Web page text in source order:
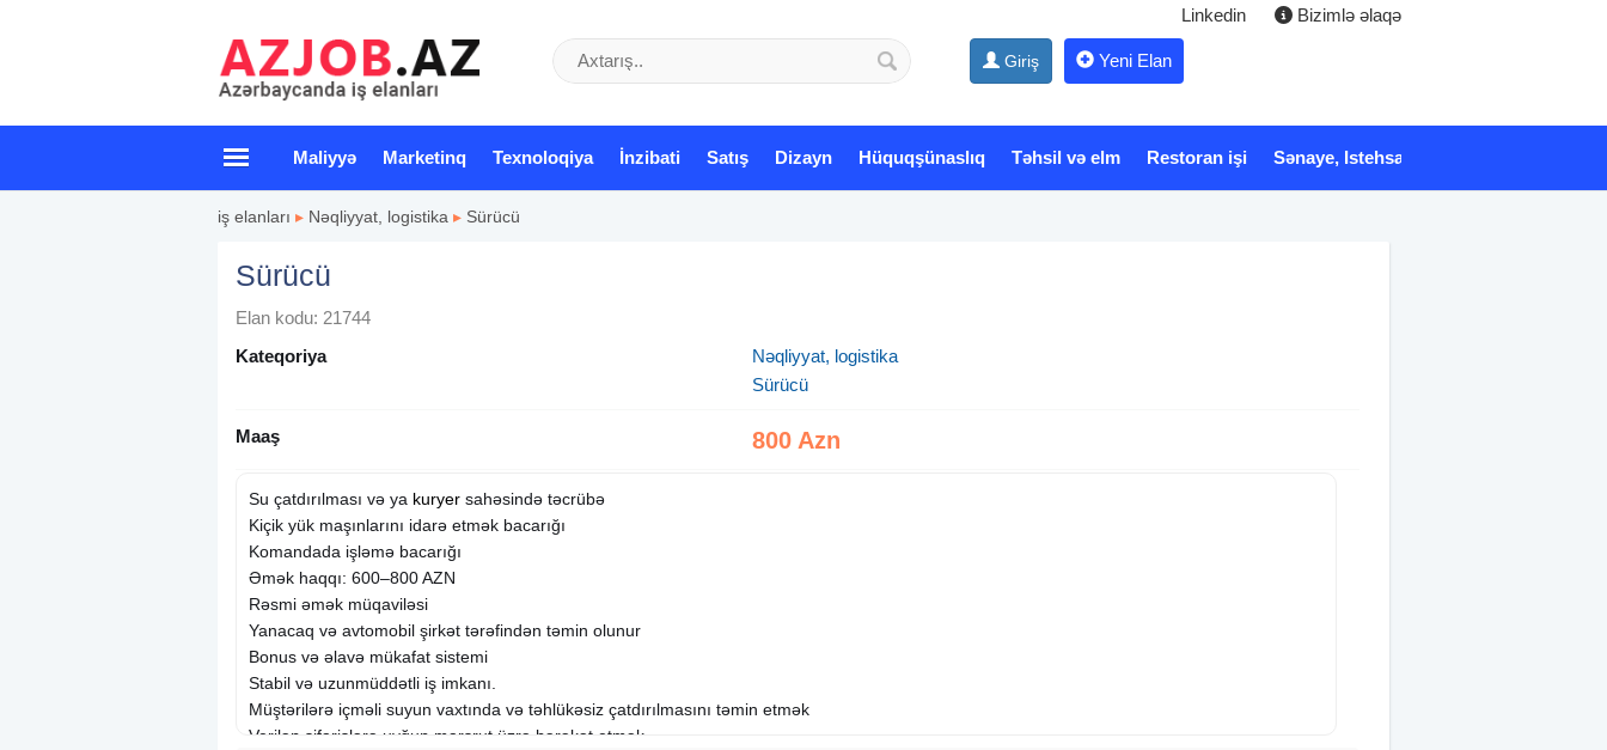
Linkedin Bizimlə əlaqə
Giriş Yeni Elan
Maliyyə Marketinq Texnoloqiya İnzibati Satış Dizayn Hüquqşünaslıq Təhsil və elm Restoran işi Sənaye, Istehsalat
iş elanları ▸ Nəqliyyat, logistika ▸ Sürücü
Sürücü
Elan kodu: 21744
Kateqoriya
Nəqliyyat, logistika
Sürücü
Maaş 800 Azn
Su çatdırılması və ya kuryer sahəsində təcrübə
Kiçik yük maşınlarını idarə etmək bacarığı
Komandada işləmə bacarığı
Əmək haqqı: 600–800 AZN
Rəsmi əmək müqaviləsi
Yanacaq və avtomobil şirkət tərəfindən təmin olunur
Bonus və əlavə mükafat sistemi
Stabil və uzunmüddətli iş imkanı.
Müştərilərə içməli suyun vaxtında və təhlükəsiz çatdırılmasını təmin etmək
Verilən sifarişlərə uyğun marşrut üzrə hərəkət etmək